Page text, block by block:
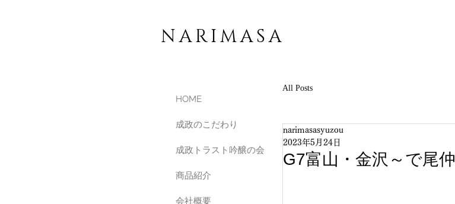
NARIMASA
All Posts
G7富山・金沢～で尾仲
narimasasyuzou
2023年5月24日
HOME
成政のこだわり
成政トラスト吟醸の会
商品紹介
会社概要